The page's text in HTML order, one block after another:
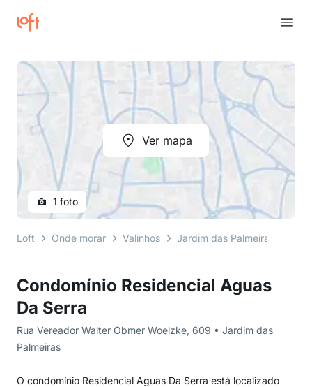
Condomínio Residencial Aguas
Da Serra
Rua Vereador Walter Obmer Woelzke, 609 • Jardim das
Palmeiras
O condomínio Residencial Aguas Da Serra está localizado
Ver mapa
1 foto
Loft Onde morar Valinhos Jardim das Palmeiras